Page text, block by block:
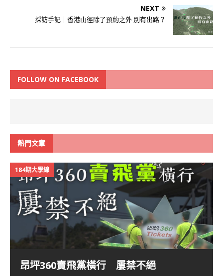
NEXT
採訪手記｜香港山徑除了預約之外 別有出路？
FOLLOW ON FACEBOOK
熱門文章
184期大學線
昂坪360賣飛黨橫行 屢禁不絕